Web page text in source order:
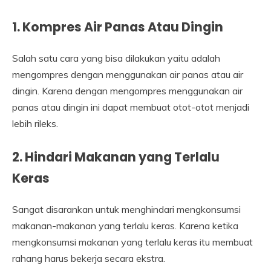
1. Kompres Air Panas Atau Dingin
Salah satu cara yang bisa dilakukan yaitu adalah
mengompres dengan menggunakan air panas atau air
dingin. Karena dengan mengompres menggunakan air
panas atau dingin ini dapat membuat otot-otot menjadi
lebih rileks.
2. Hindari Makanan yang Terlalu
Keras
Sangat disarankan untuk menghindari mengkonsumsi
makanan-makanan yang terlalu keras. Karena ketika
mengkonsumsi makanan yang terlalu keras itu membuat
rahang harus bekerja secara ekstra.